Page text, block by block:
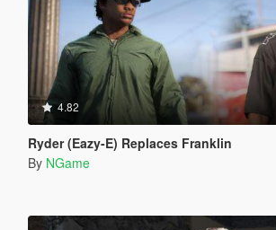
4.82
Ryder (Eazy-E) Replaces Franklin
By NGame